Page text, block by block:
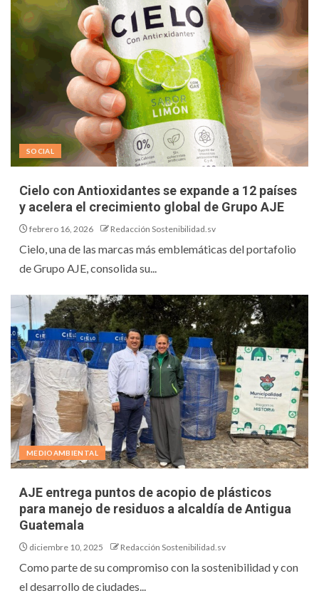
SOCIAL
Cielo con Antioxidantes se expande a 12 países
y acelera el crecimiento global de Grupo AJE
febrero 16, 2026 Redacción Sostenibilidad.sv
Cielo, una de las marcas más emblemáticas del portafolio
de Grupo AJE, consolida su...
MEDIOAMBIENTAL
AJE entrega puntos de acopio de plásticos
para manejo de residuos a alcaldía de Antigua
Guatemala
diciembre 10, 2025 Redacción Sostenibilidad.sv
Como parte de su compromiso con la sostenibilidad y con
el desarrollo de ciudades...